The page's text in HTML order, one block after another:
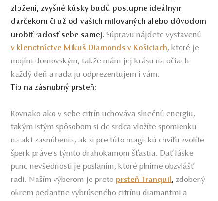
zložení, zvyšné kúsky budú postupne ideálnym
darčekom či už od vašich milovaných alebo dôvodom
urobiť radosť sebe samej.Súpravu nájdete vystavenú
v klenotníctve Mikuš Diamonds v Košiciach, ktoré je
mojím domovským, takže mám jej krásu na očiach
každý deň a rada ju odprezentujem i vám.
Tip na zásnubný prsteň:
Rovnako ako v sebe citrín uchováva slnečnú energiu,
takým istým spôsobom si do srdca vložíte spomienku
na akt zasnúbenia, ak si pre túto magickú chvíľu zvolíte
šperk práve s týmto drahokamom šťastia. Dať láske
punc nevšednosti je poslaním, ktoré plníme obzvlášť
radi. Naším výberom je preto prsteň Tranquil ,zdobený
okrem pedantne vybrúseného citrínu diamantmi a